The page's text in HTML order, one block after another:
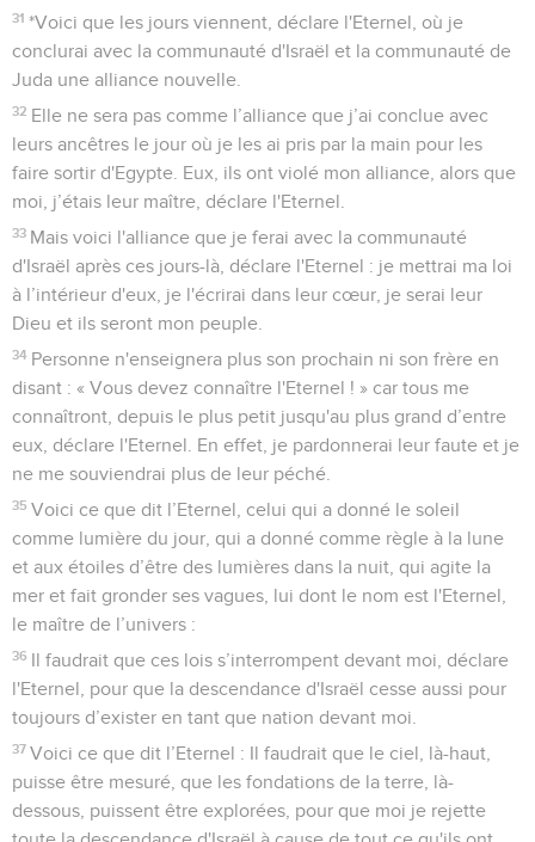
31 *Voici que les jours viennent, déclare l'Eternel, où je
conclurai avec la communauté d'Israël et la communauté de
Juda une alliance nouvelle.
32 Elle ne sera pas comme l’alliance que j’ai conclue avec
leurs ancêtres le jour où je les ai pris par la main pour les
faire sortir d'Egypte. Eux, ils ont violé mon alliance, alors que
moi, j’étais leur maître, déclare l'Eternel.
33 Mais voici l'alliance que je ferai avec la communauté
d'Israël après ces jours-là, déclare l'Eternel : je mettrai ma loi
à l’intérieur d'eux, je l'écrirai dans leur cœur, je serai leur
Dieu et ils seront mon peuple.
34 Personne n'enseignera plus son prochain ni son frère en
disant : « Vous devez connaître l'Eternel ! » car tous me
connaîtront, depuis le plus petit jusqu'au plus grand d’entre
eux, déclare l'Eternel. En effet, je pardonnerai leur faute et je
ne me souviendrai plus de leur péché.
35 Voici ce que dit l’Eternel, celui qui a donné le soleil
comme lumière du jour, qui a donné comme règle à la lune
et aux étoiles d’être des lumières dans la nuit, qui agite la
mer et fait gronder ses vagues, lui dont le nom est l'Eternel,
le maître de l’univers :
36 Il faudrait que ces lois s’interrompent devant moi, déclare
l'Eternel, pour que la descendance d'Israël cesse aussi pour
toujours d’exister en tant que nation devant moi.
37 Voici ce que dit l’Eternel : Il faudrait que le ciel, là-haut,
puisse être mesuré, que les fondations de la terre, là-
dessous, puissent être explorées, pour que moi je rejette